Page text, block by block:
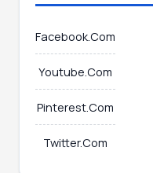
Facebook.Com
Youtube.Com
Pinterest.Com
Twitter.Com